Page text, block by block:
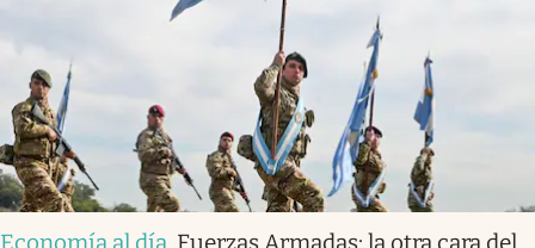
Economía al día Fuerzas Armadas: la otra cara del